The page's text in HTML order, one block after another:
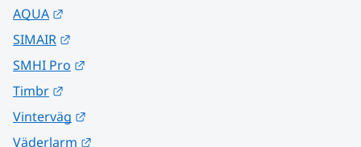
AQUA
SIMAIR
SMHI Pro
Timbr
Vinterväg
Väderlarm